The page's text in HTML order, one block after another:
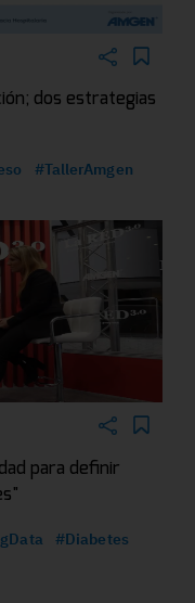
dos estrategias
#TallerAmgen
para definir
#Diabetes